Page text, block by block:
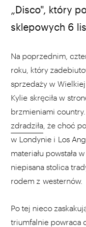
„Disco", który
sklepowych 6
Na poprzednim,
roku, który
sprzedaży w
Kylie skręciła w
brzmieniami
zdradziła , że choć
w Londynie i Los
materiału powstała
niepisana stolica
rodem z westernów.
Po tej nieco
triumfalnie powraca